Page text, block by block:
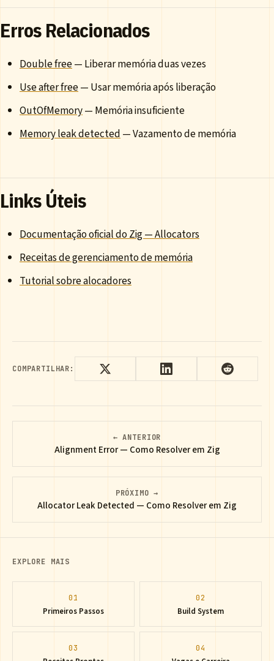
Erros Relacionados
Double free— Liberar memória duas vezes
Use after free— Usar memória após liberação
OutOfMemory— Memória insuficiente
Memory leak detected — Vazamento de memória
Links Úteis
Documentação oficial do Zig — Allocators
Receitas de gerenciamento de memória
Tutorial sobre alocadores
COMPARTILHAR:
← ANTERIOR
Alignment Error — Como Resolver em Zig
PRÓXIMO →
Allocator Leak Detected — Como Resolver em Zig
EXPLORE MAIS
01
Primeiros Passos
02
Build System
03 04